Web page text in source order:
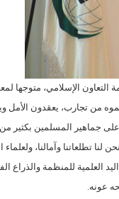
الإسلامي، متوجها
من تجارب، يعقدون
على جماهير المسلمين بكثير
تطلعاتنا وآمالنا، ولعلماء
للمنظمة والذراع
عونه.